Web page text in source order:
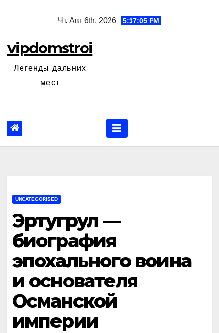
Чт. Авг 6th, 2026 5:37:06 PM
vipdomstroi
Легенды дальних
мест
UNCATEGORISED
Эртугрул —
биография
эпохального воина
и основателя
Османской
империи